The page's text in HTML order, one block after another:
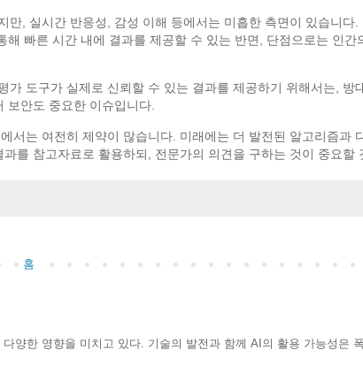
, 실시간 반응성, 감성 이해 등에서는 미흡한 측면이 있습니다
빠른 시간 내에 결과를 제공할 수 있는 반면, 단점으로는 인간
도구가 실제로 신뢰할 수 있는 결과를 제공하기 위해서는, 방
보안도 중요한 이슈입니다.
는 여전히 제약이 많습니다. 미래에는 더 발전된 알고리즘과
를 참고자료로 활용하되, 전문가의 의견을 구하는 것이 중요할
홈
양한 영향을 미치고 있다. 기술의 발전과 함께 AI의 활용 가능성은